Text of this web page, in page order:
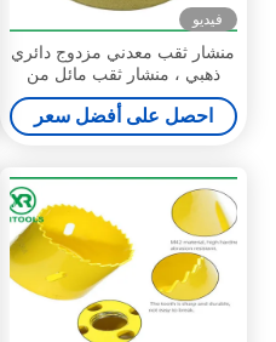
فيديو
منشار ثقب معدني مزدوج دائري
ذهبي ، منشار ثقب مائل من
كربيد HSS M42 مدمج
احصل على أفضل سعر